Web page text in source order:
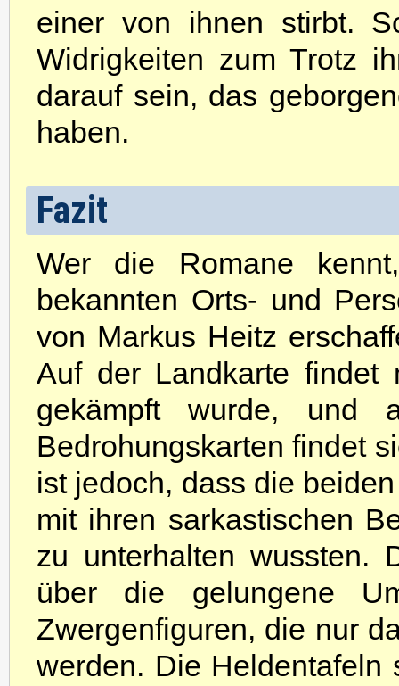
einer von ihnen stirbt.
Widrigkeiten zum Trotz
darauf sein, das
haben.
Fazit
Wer die Romane
bekannten Orts- und
von Markus Heitz
Auf der Landkarte findet
gekämpft wurde, und
Bedrohungskarten findet
ist jedoch, dass die
mit ihren sarkastischen
zu unterhalten wussten.
über die gelungene
Zwergenfiguren, die nur
werden. Die Heldentafeln